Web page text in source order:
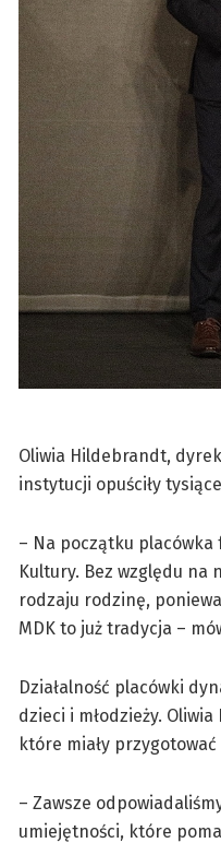
Oliwia Hildebrandt,
instytucji opuściły
– Na początku placówka
Kultury. Bez względu na
rodzaju rodzinę,
MDK to już tradycja –
Działalność placówki
dzieci i młodzieży.
które miały
– Zawsze
umiejętności, które